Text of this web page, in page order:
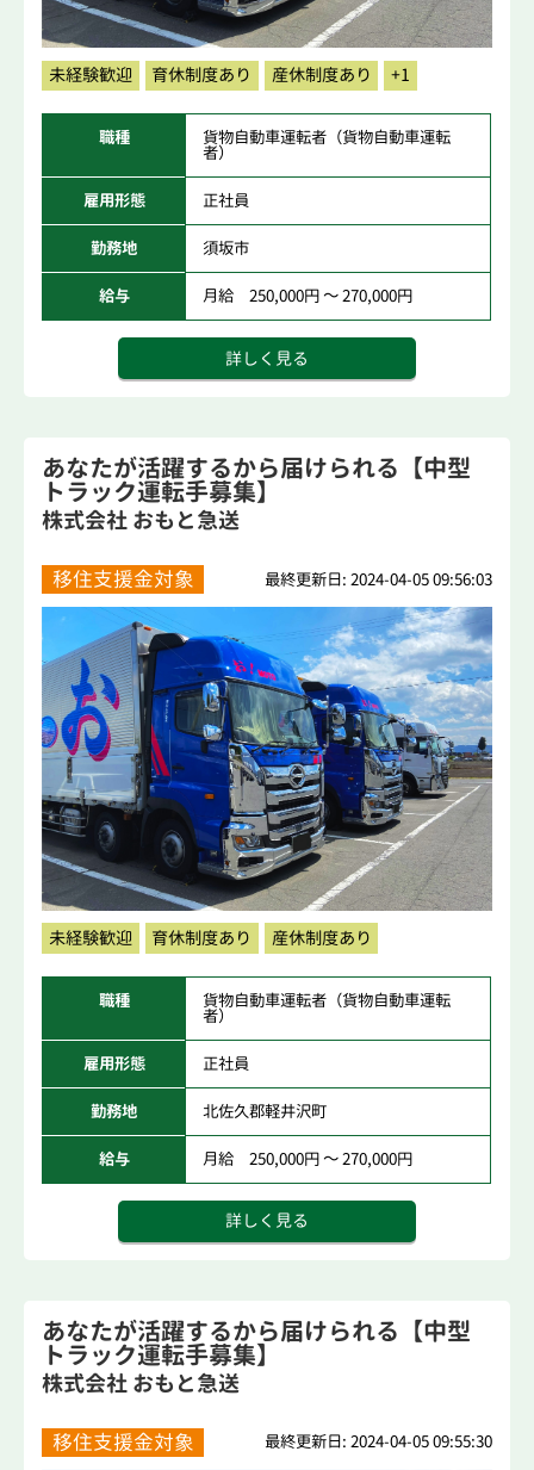
未経験歓迎 育休制度あり 産休制度あり +1
職種 貨物自動車運転者（貨物自動車運転
者）
雇用形態 正社員
勤務地 須坂市
給与 月給 250,000円 ～ 270,000円
詳しく見る
あなたが活躍するから届けられる【中型
トラック運転手募集】
株式会社 おもと急送
移住支援金対象 最終更新日: 2024-04-05 09:56:03
未経験歓迎 育休制度あり 産休制度あり
職種 貨物自動車運転者（貨物自動車運転
者）
雇用形態 正社員
勤務地 北佐久郡軽井沢町
給与 月給 250,000円 ～ 270,000円
詳しく見る
あなたが活躍するから届けられる【中型
トラック運転手募集】
株式会社 おもと急送
移住支援金対象 最終更新日: 2024-04-05 09:55:30